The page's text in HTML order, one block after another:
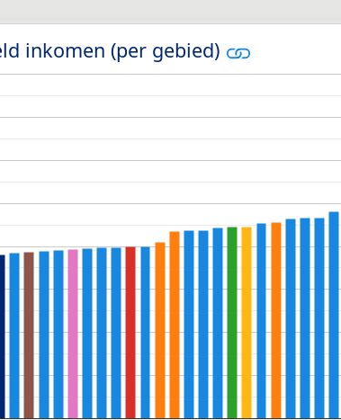
inkomen (per gebied)